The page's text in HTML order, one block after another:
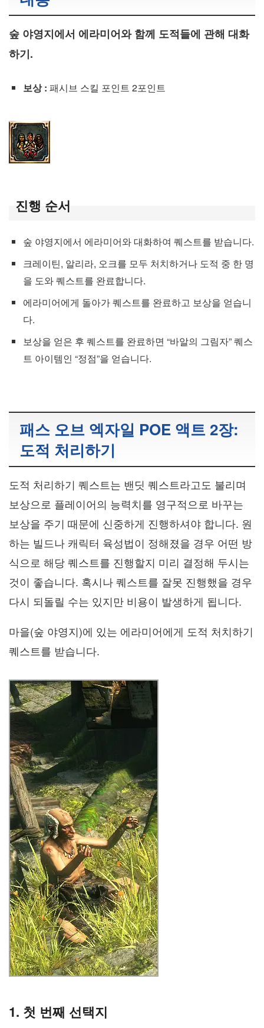
숲 야영지에서 에라미어와 함께 도적들에 관해 대화
하기.
보상 : 패시브 스킬 포인트 2포인트
진행 순서
숲 야영지에서 에라미어와 대화하여 퀘스트를 받습니다.
크레이틴, 알리라, 오크를 모두 처치하거나 도적 중 한 명
을 도와 퀘스트를 완료합니다.
에라미어에게 돌아가 퀘스트를 완료하고 보상을 얻습니
다.
보상을 얻은 후 퀘스트를 완료하면 “바알의 그림자” 퀘스
트 아이템인 “정점”을 얻습니다.
패스 오브 엑자일 POE 액트 2장:
도적 처리하기
도적 처리하기 퀘스트는 밴딧 퀘스트라고도 불리며
보상으로 플레이어의 능력치를 영구적으로 바꾸는
보상을 주기 때문에 신중하게 진행하셔야 합니다. 원
하는 빌드나 캐릭터 육성법이 정해졌을 경우 어떤 방
식으로 해당 퀘스트를 진행할지 미리 결정해 두시는
것이 좋습니다. 혹시나 퀘스트를 잘못 진행했을 경우
다시 되돌릴 수는 있지만 비용이 발생하게 됩니다.
마을(숲 야영지)에 있는 에라미어에게 도적 처치하기
퀘스트를 받습니다.
1. 첫 번째 선택지